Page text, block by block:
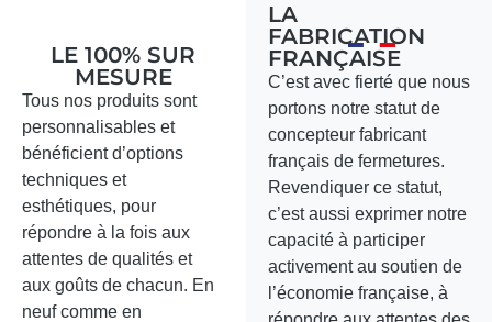
LE 100% SUR
MESURE
Tous nos produits sont
personnalisables et
bénéficient d’options
techniques et
esthétiques, pour
répondre à la fois aux
attentes de qualités et
aux goûts de chacun. En
neuf comme en
LA
FABRICATION
FRANÇAISE
C’est avec fierté que nous
portons notre statut de
concepteur fabricant
français de fermetures.
Revendiquer ce statut,
c’est aussi exprimer notre
capacité à participer
activement au soutien de
l’économie française, à